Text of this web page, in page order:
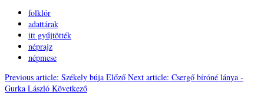
folklór
adattárak
itt gyűjtötték
néprajz
népmese
Previous article: Székely búja Előző Next article: Csergő bíróné lánya -
Gurka László Következő